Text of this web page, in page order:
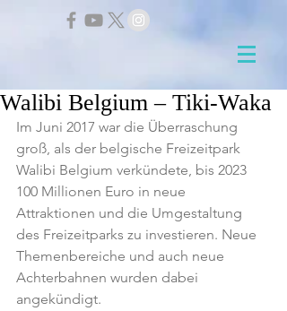
Walibi Belgium – Tiki-Waka
Im Juni 2017 war die Überraschung
groß, als der belgische Freizeitpark
Walibi Belgium verkündete, bis 2023
100 Millionen Euro in neue
Attraktionen und die Umgestaltung
des Freizeitparks zu investieren. Neue
Themenbereiche und auch neue
Achterbahnen wurden dabei
angekündigt.